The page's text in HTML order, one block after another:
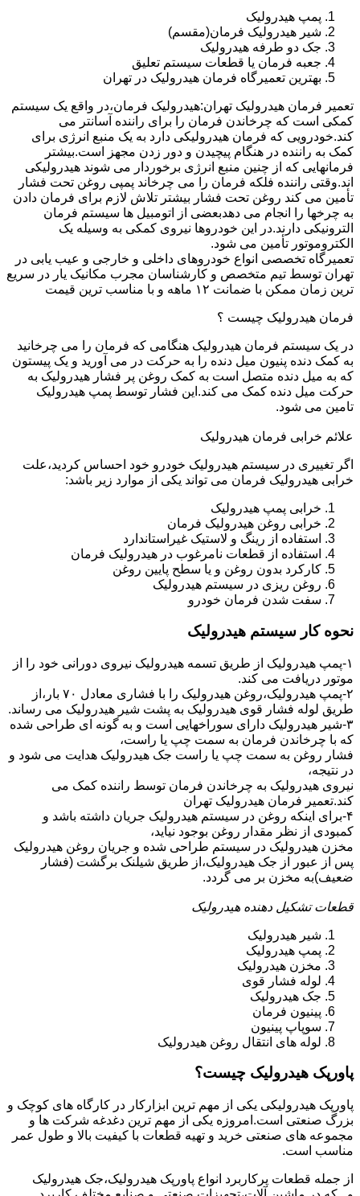
پمپ هیدرولیک
شیر هیدرولیک فرمان(مقسم)
جک دو طرفه هیدرولیک
جعبه فرمان یا قطعات سیستم تعلیق
بهترین تعمیرگاه فرمان هیدرولیک در تهران
تعمیر فرمان هیدرولیک تهران:هیدرولیک فرمان،در واقع یک سیستم
کمکی است که چرخاندن فرمان را برای راننده آسانتر می
کند.خودرویی که فرمان هیدرولیکی دارد به یک منبع انرژی برای
کمک به راننده در هنگام پیچیدن و دور زدن مجهز است.بیشتر
فرمانهایی که از چنین منبع انرژی برخوردار می شوند هیدرولیکی
اند.وقتی راننده فلکه فرمان را می چرخاند پمپی روغن تحت فشار
تأمین می کند روغن تحت فشار بیشتر تلاش لازم برای فرمان دادن
به چرخها را انجام می دهدبعضی از اتومبیل ها سیستم فرمان
الترونیکی دارند.در این خودروها نیروی کمکی به وسیله یک
الکتروموتور تأمین می شود.
تعمیرگاه تخصصی انواع خودروهای داخلی و خارجی و عیب یابی در
تهران توسط تیم متخصص و کارشناسان مجرب مکانیک یار در سریع
ترین زمان ممکن با ضمانت ۱۲ ماهه و با مناسب ترین قیمت
فرمان هیدرولیک چیست ؟
در یک سیستم فرمان هیدرولیک هنگامی که فرمان را می چرخانید
به کمک دنده پنیون میل دنده را به حرکت در می آورید و یک پیستون
که به میل دنده متصل است به کمک روغن پر فشار هیدرولیک به
حرکت میل دنده کمک می کند.این فشار توسط پمپ هیدرولیک
تامین می شود.
علائم خرابی فرمان هیدرولیک
اگر تغییری در سیستم هیدرولیک خودرو خود احساس کردید،علت
خرابی هیدرولیک فرمان می تواند یکی از موارد زیر باشد:
خرابی پمپ هیدرولیک
خرابی روغن هیدرولیک فرمان
استفاده از رینگ و لاستیک غیراستاندارد
استفاده از قطعات نامرغوب در هیدرولیک فرمان
کارکرد بدون روغن و یا سطح پایین روغن
روغن ریزی در سیستم هیدرولیک
سفت شدن فرمان خودرو
نحوه کار سیستم هیدرولیک
۱-پمپ هیدرولیک از طریق تسمه هیدرولیک نیروی دورانی خود را از
موتور دریافت می کند.
۲-پمپ هیدرولیک،روغن هیدرولیک را با فشاری معادل ۷۰ بار،از
طریق لوله فشار قوی هیدرولیک به پشت شیر هیدرولیک می رساند.
۳-شیر هیدرولیک دارای سوراخهایی است و به گونه ای طراحی شده
که با چرخاندن فرمان به سمت چپ یا راست،
فشار روغن به سمت چپ یا راست جک هیدرولیک هدایت می شود و
در نتیجه،
نیروی هیدرولیک به چرخاندن فرمان توسط راننده کمک می
کند.تعمیر فرمان هیدرولیک تهران
۴-برای اینکه روغن در سیستم هیدرولیک جریان داشته باشد و
کمبودی از نظر مقدار روغن بوجود نیاید،
مخزن هیدرولیک در سیستم طراحی شده و جریان روغن هیدرولیک
پس از عبور از جک هیدرولیک،از طریق شیلنک برگشت (فشار
ضعیف)به مخزن بر می گردد.
قطعات تشکیل دهنده هیدرولیک
شیر هیدرولیک
پمپ هیدرولیک
مخزن هیدرولیک
لوله فشار قوی
جک هیدرولیک
پینیون فرمان
سوپاپ پینیون
لوله های انتقال روغن هیدرولیک
پاورپک هیدرولیک چیست؟
پاورپک هیدرولیکی یکی از مهم ترین ابزارکار در کارگاه های کوچک و
بزرگ صنعتی است.امروزه یکی از مهم ترین دغدغه شرکت ها و
مجموعه های صنعتی خرید و تهیه قطعات با کیفیت بالا و طول عمر
مناسب است.
از جمله قطعات پرکاربرد انواع پاورپک هیدرولیک،جک هیدرولیک